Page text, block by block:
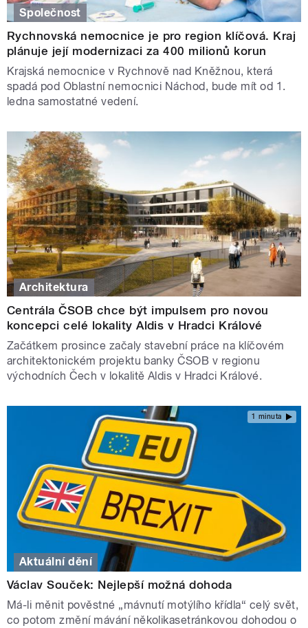
Společnost
Rychnovská nemocnice je pro region klíčová. Kraj
plánuje její modernizaci za 400 milionů korun
Krajská nemocnice v Rychnově nad Kněžnou, která
spadá pod Oblastní nemocnici Náchod, bude mít od 1.
ledna samostatné vedení.
Architektura
Centrála ČSOB chce být impulsem pro novou
koncepci celé lokality Aldis v Hradci Králové
Začátkem prosince začaly stavební práce na klíčovém
architektonickém projektu banky ČSOB v regionu
východních Čech v lokalitě Aldis v Hradci Králové.
1 minuta
Aktuální dění
Václav Souček: Nejlepší možná dohoda
Má-li měnit pověstné „mávnutí motýlího křídla“ celý svět,
co potom změní mávání několikasetránkovou dohodou o